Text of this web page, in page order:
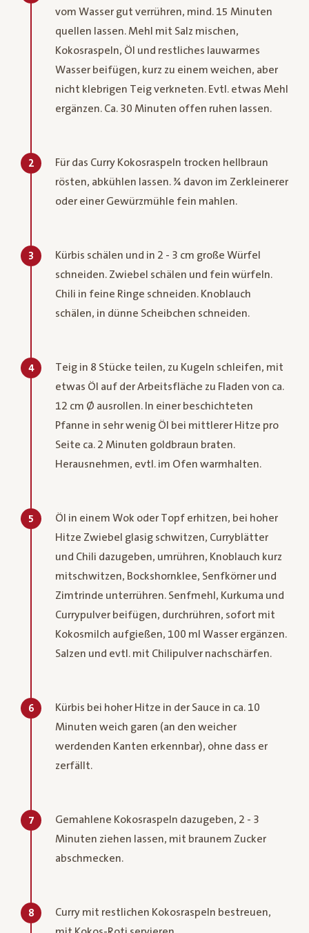
vom Wasser gut verrühren, mind. 15 Minuten
quellen lassen. Mehl mit Salz mischen,
Kokosraspeln, Öl und restliches lauwarmes
Wasser beifügen, kurz zu einem weichen, aber
nicht klebrigen Teig verkneten. Evtl. etwas Mehl
ergänzen. Ca. 30 Minuten offen ruhen lassen.
2
Für das Curry Kokosraspeln trocken hellbraun
rösten, abkühlen lassen. ¾ davon im Zerkleinerer
oder einer Gewürzmühle fein mahlen.
3
Kürbis schälen und in 2 - 3 cm große Würfel
schneiden. Zwiebel schälen und fein würfeln.
Chili in feine Ringe schneiden. Knoblauch
schälen, in dünne Scheibchen schneiden.
4
Teig in 8 Stücke teilen, zu Kugeln schleifen, mit
etwas Öl auf der Arbeitsfläche zu Fladen von ca.
12 cm Ø ausrollen. In einer beschichteten
Pfanne in sehr wenig Öl bei mittlerer Hitze pro
Seite ca. 2 Minuten goldbraun braten.
Herausnehmen, evtl. im Ofen warmhalten.
5
Öl in einem Wok oder Topf erhitzen, bei hoher
Hitze Zwiebel glasig schwitzen, Curryblätter
und Chili dazugeben, umrühren, Knoblauch kurz
mitschwitzen, Bockshornklee, Senfkörner und
Zimtrinde unterrühren. Senfmehl, Kurkuma und
Currypulver beifügen, durchrühren, sofort mit
Kokosmilch aufgießen, 100 ml Wasser ergänzen.
Salzen und evtl. mit Chilipulver nachschärfen.
6
Kürbis bei hoher Hitze in der Sauce in ca. 10
Minuten weich garen (an den weicher
werdenden Kanten erkennbar), ohne dass er
zerfällt.
7
Gemahlene Kokosraspeln dazugeben, 2 - 3
Minuten ziehen lassen, mit braunem Zucker
abschmecken.
8
Curry mit restlichen Kokosraspeln bestreuen,